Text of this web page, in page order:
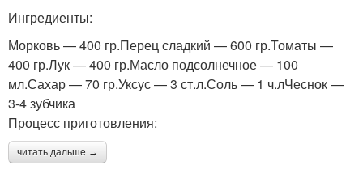
Ингредиенты:
Морковь — 400 гр.Перец сладкий — 600 гр.Томаты —
400 гр.Лук — 400 гр.Масло подсолнечное — 100
мл.Сахар — 70 гр.Уксус — 3 ст.л.Соль — 1 ч.лЧеснок —
3-4 зубчика
Процесс приготовления:
читать дальше →